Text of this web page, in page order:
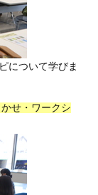
について学びま
せ・ワークシ